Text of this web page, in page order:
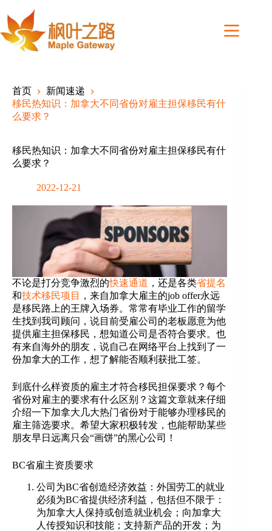
content
首页
新闻速递
移民热知识：加拿大不同省份对雇主担保移民有什
么要求？
移民热知识：加拿大不同省份对雇主担保移民有什
么要求？
2022-12-21
不论是打分竞争激烈的快速通道 ，还是各类省提名
和技术移民项目
，来自加拿大雇主的job offer永远
是移民路上的王牌入场券。常常有毕业工作的留学
生找到我司顾问，说目前受雇公司的老板愿意为他
提供雇主担保移民，想知道公司是否符合要求。也
有来自海外的朋友，说自己在网络平台上找到了一
份加拿大的工作，想了解能否顺利获批工签。
到底什么样资质的雇主才符合移民担保要求？每个
省份对雇主的要求有什么区别？这篇文章就来仔细
介绍一下加拿大几大热门省份对于能够办理移民的
雇主筛选要求。希望大家积极转发，也能帮助某些
朋友早日远离只会“画饼”的黑心公司！
BC省雇主资质要求
公司为BC省创造经济效益：外国劳工的就业
必须为BC省提供经济利益，包括但不限于：
为加拿大人保持或创造就业机会；向加拿大
人传授知识和技能；支持新产品的开发；为